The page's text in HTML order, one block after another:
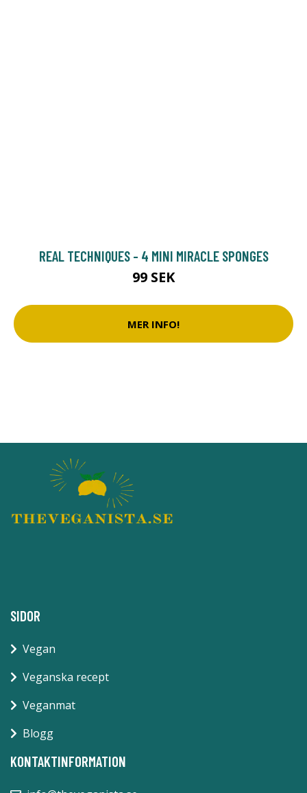
REAL TECHNIQUES - 4 MINI MIRACLE SPONGES
99 SEK
MER INFO!
SIDOR
Vegan
Veganska recept
Veganmat
Blogg
KONTAKTINFORMATION